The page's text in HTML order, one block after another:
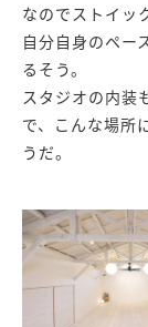
なのでストイッ
自分自身のペー
るそう。
スタジオの内装
で、こんな場所
うだ。